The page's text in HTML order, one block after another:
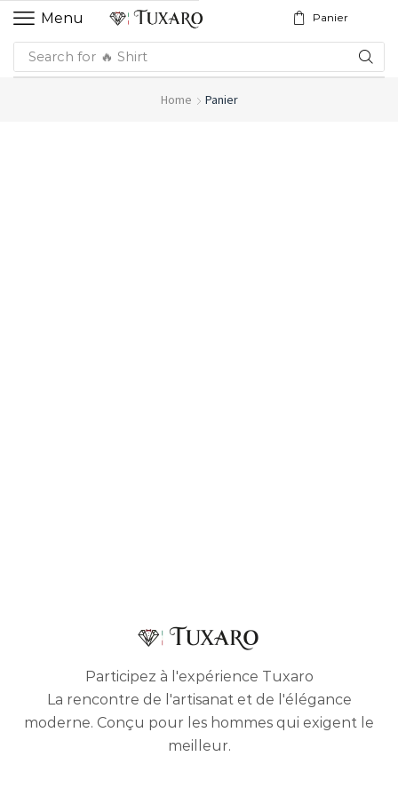
Menu Panier
Search for 🔥 Shirt
Home Panier
Participez à l'expérience Tuxaro
La rencontre de l'artisanat et de l'élégance
moderne. Conçu pour les hommes qui exigent le
meilleur.